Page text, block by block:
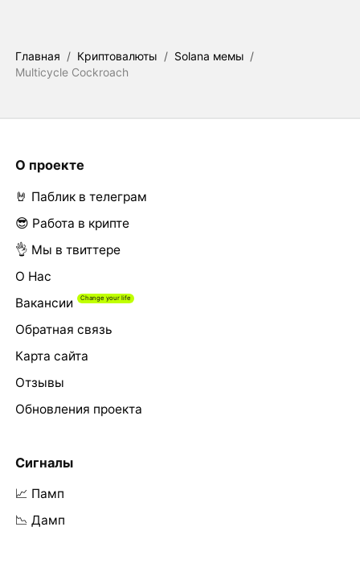
Главная / Криптовалюты / Solana мемы /
Multicycle Cockroach
О проекте
🤘 Паблик в телеграм
😎 Работа в крипте
👌 Мы в твиттере
О Нас
Вакансии
Обратная связь
Карта сайта
Отзывы
Обновления проекта
Сигналы
📈 Памп
📉 Дамп